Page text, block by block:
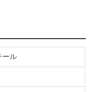
ール